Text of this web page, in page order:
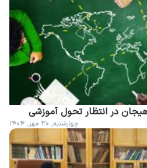
در انتظار تحول آموزشی
چهارشنبه, ۳۰ مهر, ۱۴۰۴